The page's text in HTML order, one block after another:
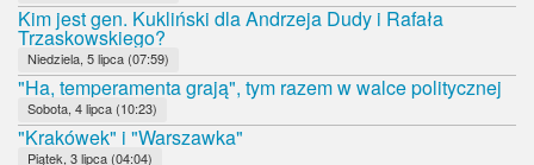
Kim jest gen. Kukliński dla Andrzeja Dudy i Rafała
Trzaskowskiego?
Niedziela, 5 lipca (07:59)
"Ha, temperamenta grają", tym razem w walce politycznej
Sobota, 4 lipca (10:23)
"Krakówek" i "Warszawka"
Piątek, 3 lipca (04:04)